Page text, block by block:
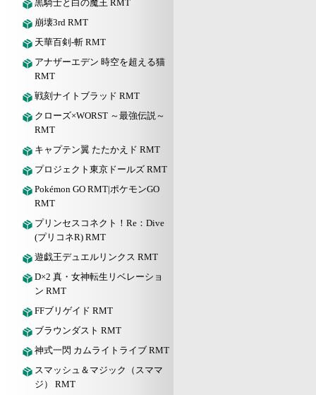
黒騎士と白の魔王 RMT
崩壊3rd RMT
天華百剣-斬 RMT
アナザーエデン 時空を超える猫
RMT
戦刻ナイトブラッド RMT
クローズ×WORST ～最強伝説～
RMT
キャプテン翼 たたかえド RMT
プロジェクト東京ドールズ RMT
Pokémon GO RMT|ポケモンGO
RMT
プリンセスコネクト！Re：Dive
(プリコネR) RMT
遊戯王デュエルリンクス RMT
D×2 真・女神転生リベレーショ
ン RMT
FFブリゲイド RMT
ブラウンダスト RMT
神式一閃 カムライトライブ RMT
スマッシュ＆マジック（スママ
ジ） RMT